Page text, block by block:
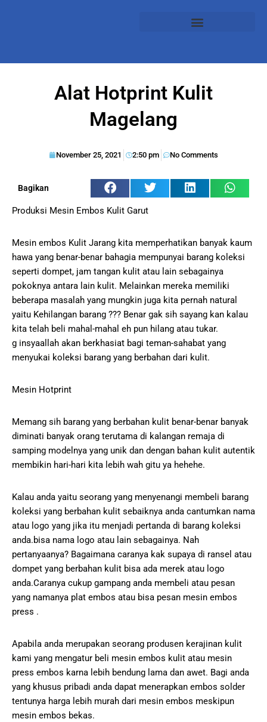
Alat Hotprint Kulit
Magelang
November 25, 2021 2:50 pm No Comments
Bagikan
Produksi Mesin Embos Kulit Garut
Mesin embos Kulit Jarang kita memperhatikan banyak kaum
hawa yang benar-benar bahagia mempunyai barang koleksi
seperti dompet, jam tangan kulit atau lain sebagainya
pokoknya antara lain kulit. Melainkan mereka memiliki
beberapa masalah yang mungkin juga kita pernah natural
yaitu Kehilangan barang ??? Benar gak sih sayang kan kalau
kita telah beli mahal-mahal eh pun hilang atau tukar.
g insyaallah akan berkhasiat bagi teman-sahabat yang
menyukai koleksi barang yang berbahan dari kulit.
Mesin Hotprint
Memang sih barang yang berbahan kulit benar-benar banyak
diminati banyak orang terutama di kalangan remaja di
samping modelnya yang unik dan dengan bahan kulit autentik
membikin hari-hari kita lebih wah gitu ya hehehe.
Kalau anda yaitu seorang yang menyenangi membeli barang
koleksi yang berbahan kulit sebaiknya anda cantumkan nama
atau logo yang jika itu menjadi pertanda di barang koleksi
anda.bisa nama logo atau lain sebagainya. Nah
pertanyaanya? Bagaimana caranya kak supaya di ransel atau
dompet yang berbahan kulit bisa ada merek atau logo
anda.Caranya cukup gampang anda membeli atau pesan
yang namanya plat embos atau bisa pesan mesin embos
press .
Apabila anda merupakan seorang produsen kerajinan kulit
kami yang mengatur beli mesin embos kulit atau mesin
press embos karna lebih bendung lama dan awet. Bagi anda
yang khusus pribadi anda dapat menerapkan embos solder
tentunya harga lebih murah dari mesin embos meskipun
mesin embos bekas.